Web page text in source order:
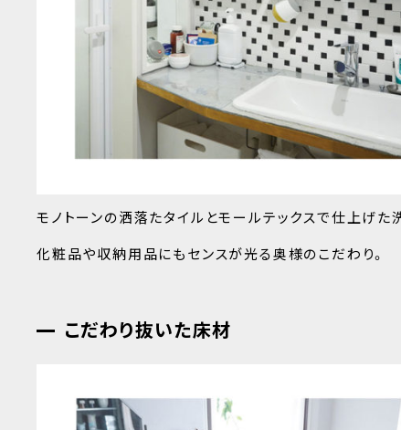
モノトーンの洒落たタイルとモールテックスで仕上げた
化粧品や収納用品にもセンスが光る奥様のこだわり。
こだわり抜いた床材